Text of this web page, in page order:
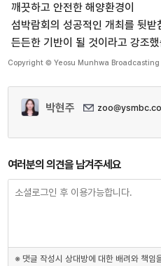
깨끗하고 안전한 해양환경이
섬박람회의 성공적인 개최를 뒷받
든든한 기반이 될 것이라고 강조
Copyright © Yeosu Munhwa
박현주
여러분의 의견을 남겨주세요
※ 댓글 작성시 상대방에 대한 배려와 책임